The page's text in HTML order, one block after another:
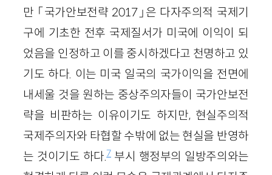
만 「국가안보전략 2017」은 다자주의적 국제기
구에 기초한 전후 국제질서가 미국에 이익이 되
었음을 인정하고 이를 중시하겠다고 천명하고 있
기도 하다. 이는 미국 일국의 국가이익을 전면에
내세울 것을 원하는 중상주의자들이 국가안보전
략을 비판하는 이유이기도 하지만, 현실주의적
국제주의자와 타협할 수밖에 없는 현실을 반영하
는 것이기도 하다.7 부시 행정부의 일방주의와는